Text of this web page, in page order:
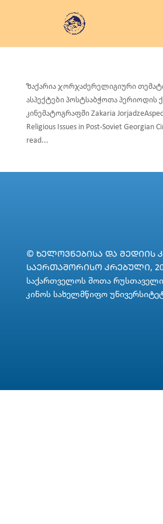
ზაქარია ჯორჯაძერელიგიური
ასპექტები პოსტსაბჭოთა პერიოდის
კინემატოგრაფში Zakaria
Religious Issues in Post-Soviet Georgian
read...
© ᲮᲔᲚᲝᲕᲜᲔᲑᲘᲡᲐ ᲓᲐ ᲛᲔᲓᲘᲘᲡ
ᲡᲐᲔᲠᲗᲐᲨᲝᲠᲘᲡᲝ ᲙᲠᲔᲑᲣᲚᲘ,
საქართველოს შოთა
კინოს სახელმწიფო